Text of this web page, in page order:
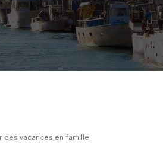
des vacances en famille